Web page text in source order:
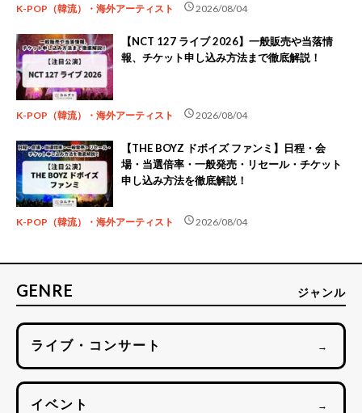
K-POP（韓流）・海外アーティスト schedule2026/08/04
【NCT 127 ライブ 2026】一般販売や当落情
報、チケット申し込み方法まで徹底解説！
K-POP（韓流）・海外アーティスト schedule2026/08/04
【THE BOYZ ドボイズ ファンミ】日程・会
場・当選倍率・一般発売・リセール・チケット
申し込み方法を徹底解説！
K-POP（韓流）・海外アーティスト schedule2026/08/04
GENRE ジャンル
ライブ・コンサート →
イベント →